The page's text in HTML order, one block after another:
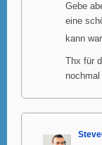
Gebe
eine
kann
Thx für